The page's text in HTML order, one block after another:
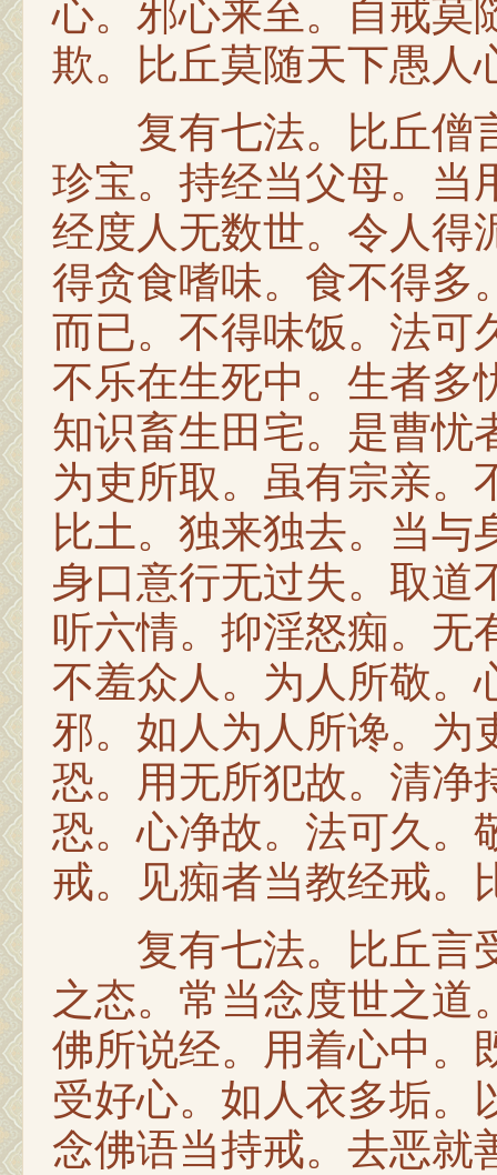
心。邪心来至。自戒莫
欺。比丘莫随天下愚人
复有七法。比丘僧
珍宝。持经当父母。当
经度人无数世。令人得
得贪食嗜味。食不得多
而已。不得味饭。法可
不乐在生死中。生者多
知识畜生田宅。是曹忧
为吏所取。虽有宗亲。
比土。独来独去。当与
身口意行无过失。取道
听六情。抑淫怒痴。无
不羞众人。为人所敬。
邪。如人为人所谗。为
恐。用无所犯故。清净
恐。心净故。法可久。
戒。见痴者当教经戒。
复有七法。比丘言
之态。常当念度世之道
佛所说经。用着心中。
受好心。如人衣多垢。
念佛语当持戒。去恶就